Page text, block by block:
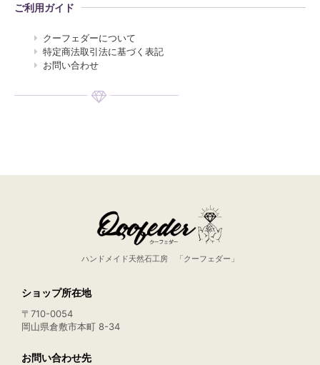
ご利用ガイド
クーフェダーについて
特定商法取引法に基づく表記
お問い合わせ
ハンドメイド天然石工房 「クーフェダー」
ショップ所在地
〒710-0054
岡山県倉敷市本町 8-34
お問い合わせ先